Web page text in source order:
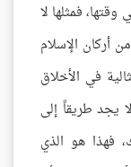
فمثلها لا
أركان الإسلام
في الأخلاق
يجد طريقاً إلى
فهذا هو الذي